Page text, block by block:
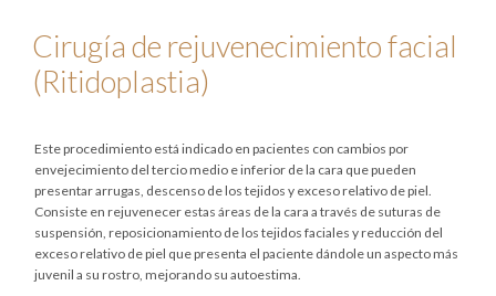
Cirugía de rejuvenecimiento facial
(Ritidoplastia)
Este procedimiento está indicado en pacientes con cambios por
envejecimiento del tercio medio e inferior de la cara que pueden
presentar arrugas, descenso de los tejidos y exceso relativo de piel.
Consiste en rejuvenecer estas áreas de la cara a través de suturas de
suspensión, reposicionamiento de los tejidos faciales y reducción del
exceso relativo de piel que presenta el paciente dándole un aspecto más
juvenil a su rostro, mejorando su autoestima.